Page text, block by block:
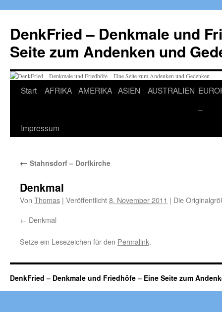
springen
DenkFried – Denkmale und
Seite zum Andenken und
Start AFRIKA AMERIKA ASIEN AUSTRALIEN
–
Impressum
← Stahnsdorf – Dorfkirche
Denkmal
Von Thomas | Veröffentlicht8. November 2011 | Die
Denkmal
Setze ein Lesezeichen für den Permalink.
DenkFried – Denkmale und Friedhöfe – Eine Seite zum